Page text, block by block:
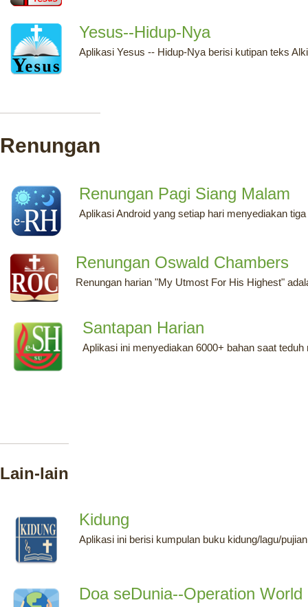
Yesus--Hidup-Nya
Aplikasi Yesus -- Hidup-Nya berisi kutipan teks
Renungan
Renungan Pagi Siang Malam
Aplikasi Android yang setiap hari menyediakan
Renungan Oswald Chambers
Renungan harian "My Utmost For His Highest"
Santapan Harian
Aplikasi ini menyediakan 6000+ bahan saat
Lain-lain
Kidung
Aplikasi ini berisi kumpulan buku kidung/lagu/
Doa seDunia--Operation World